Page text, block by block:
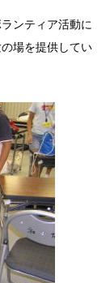
ンティア活動に
場を提供してい